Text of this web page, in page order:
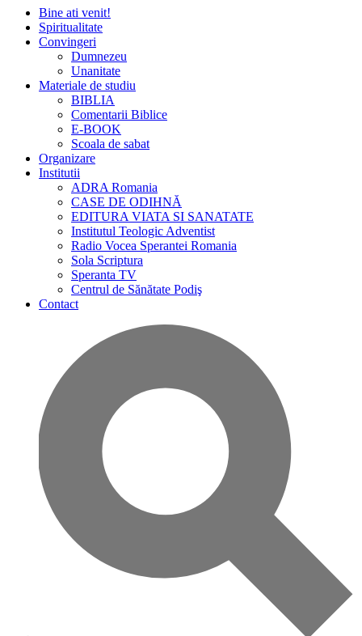
Bine ati venit!
Spiritualitate
Convingeri
Dumnezeu
Unanitate
Materiale de studiu
BIBLIA
Comentarii Biblice
E-BOOK
Scoala de sabat
Organizare
Institutii
ADRA Romania
CASE DE ODIHNĂ
EDITURA VIATA SI SANATATE
Institutul Teologic Adventist
Radio Vocea Sperantei Romania
Sola Scriptura
Speranta TV
Centrul de Sănătate Podiş
Contact